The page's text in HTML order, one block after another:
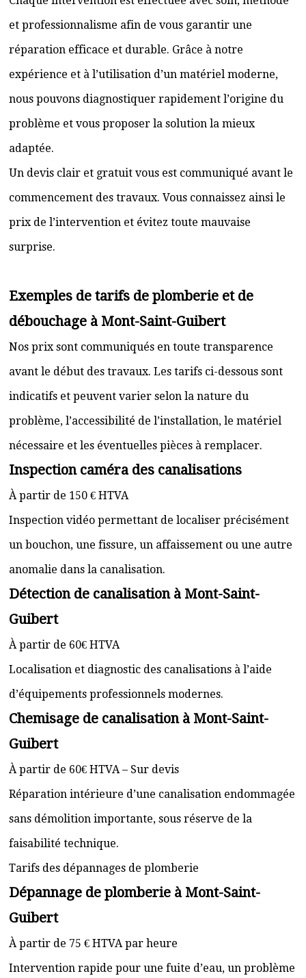
et professionnalisme afin de vous garantir une
réparation efficace et durable. Grâce à notre
expérience et à l’utilisation d’un matériel moderne,
nous pouvons diagnostiquer rapidement l’origine du
problème et vous proposer la solution la mieux
adaptée.
Un devis clair et gratuit vous est communiqué avant le
commencement des travaux. Vous connaissez ainsi le
prix de l’intervention et évitez toute mauvaise
surprise.
Exemples de tarifs de plomberie et de
débouchage à Mont-Saint-Guibert
Nos prix sont communiqués en toute transparence
avant le début des travaux. Les tarifs ci-dessous sont
indicatifs et peuvent varier selon la nature du
problème, l’accessibilité de l’installation, le matériel
nécessaire et les éventuelles pièces à remplacer.
Inspection caméra des canalisations
À partir de 150 € HTVA
Inspection vidéo permettant de localiser précisément
un bouchon, une fissure, un affaissement ou une autre
anomalie dans la canalisation.
Détection de canalisation à Mont-Saint-
Guibert
À partir de 60€ HTVA
Localisation et diagnostic des canalisations à l’aide
d’équipements professionnels modernes.
Chemisage de canalisation à Mont-Saint-
Guibert
À partir de 60€ HTVA – Sur devis
Réparation intérieure d’une canalisation endommagée
sans démolition importante, sous réserve de la
faisabilité technique.
Tarifs des dépannages de plomberie
Dépannage de plomberie à Mont-Saint-
Guibert
À partir de 75 € HTVA par heure
Intervention rapide pour une fuite d’eau, un problème